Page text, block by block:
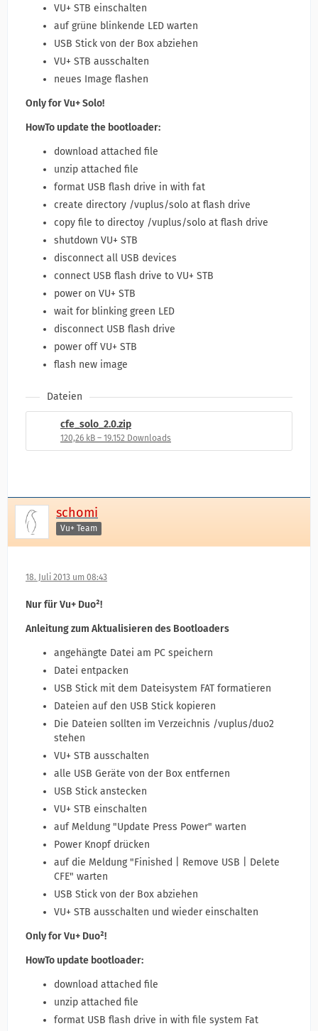
VU+ STB einschalten
auf grüne blinkende LED warten
USB Stick von der Box abziehen
VU+ STB ausschalten
neues Image flashen
Only for Vu+ Solo!
HowTo update the bootloader:
download attached file
unzip attached file
format USB flash drive in with fat
create directory /vuplus/solo at flash drive
copy file to directoy /vuplus/solo at flash drive
shutdown VU+ STB
disconnect all USB devices
connect USB flash drive to VU+ STB
power on VU+ STB
wait for blinking green LED
disconnect USB flash drive
power off VU+ STB
flash new image
Dateien
cfe_solo_2.0.zip
120,26 kB – 19.152 Downloads
schomi
Vu+ Team
18. Juli 2013 um 08:43
Nur für Vu+ Duo²!
Anleitung zum Aktualisieren des Bootloaders
angehängte Datei am PC speichern
Datei entpacken
USB Stick mit dem Dateisystem FAT formatieren
Dateien auf den USB Stick kopieren
Die Dateien sollten im Verzeichnis /vuplus/duo2
stehen
VU+ STB ausschalten
alle USB Geräte von der Box entfernen
USB Stick anstecken
VU+ STB einschalten
auf Meldung "Update Press Power" warten
Power Knopf drücken
auf die Meldung "Finished | Remove USB | Delete
CFE" warten
USB Stick von der Box abziehen
VU+ STB ausschalten und wieder einschalten
Only for Vu+ Duo²!
HowTo update bootloader:
download attached file
unzip attached file
format USB flash drive in with file system Fat